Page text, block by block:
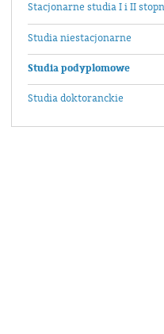
Stacjonarne studia I i II
Studia niestacjonarne
Studia podyplomowe
Studia doktoranckie